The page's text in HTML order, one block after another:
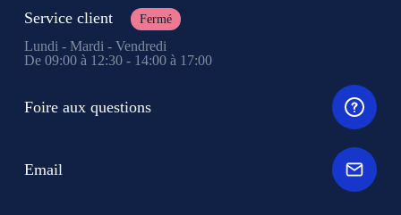
Service client Fermé
Lundi - Mardi - Vendredi
De 09:00 à 12:30 - 14:00 à 17:00
Foire aux questions
Email